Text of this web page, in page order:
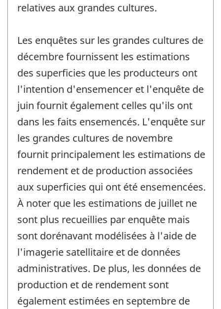
relatives aux grandes cultures.
Les enquêtes sur les grandes cultures de
décembre fournissent les estimations
des superficies que les producteurs ont
l'intention d'ensemencer et l'enquête de
juin fournit également celles qu'ils ont
dans les faits ensemencés. L'enquête sur
les grandes cultures de novembre
fournit principalement les estimations de
rendement et de production associées
aux superficies qui ont été ensemencées.
À noter que les estimations de juillet ne
sont plus recueillies par enquête mais
sont dorénavant modélisées à l'aide de
l'imagerie satellitaire et de données
administratives. De plus, les données de
production et de rendement sont
également estimées en septembre de